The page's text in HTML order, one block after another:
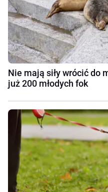
Nie mają siły wrócić do
już 200 młodych fok